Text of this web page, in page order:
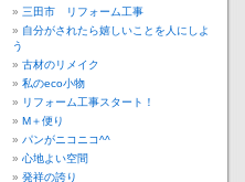
三田市 リフォーム工事
自分がされたら嬉しいことを人にしよ
う
古材のリメイク
私のeco小物
リフォーム工事スタート！
М＋便り
パンがニコニコ^^
心地よい空間
発祥の誇り